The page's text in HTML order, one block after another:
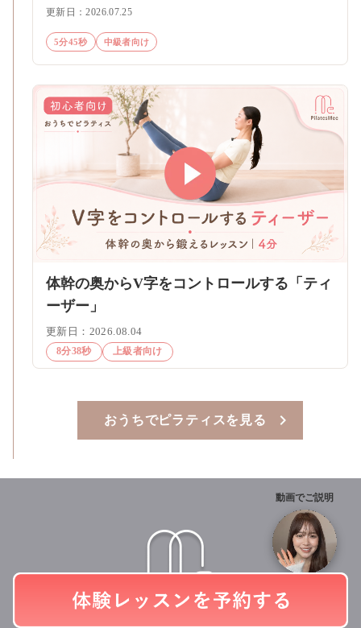
更新日：2026.07.25
5分45秒 中級者向け
体幹の奥からV字をコントロールする「ティ
ーザー」
更新日：2026.08.04
8分38秒 上級者向け
おうちでピラティスを見る
動画でご説明